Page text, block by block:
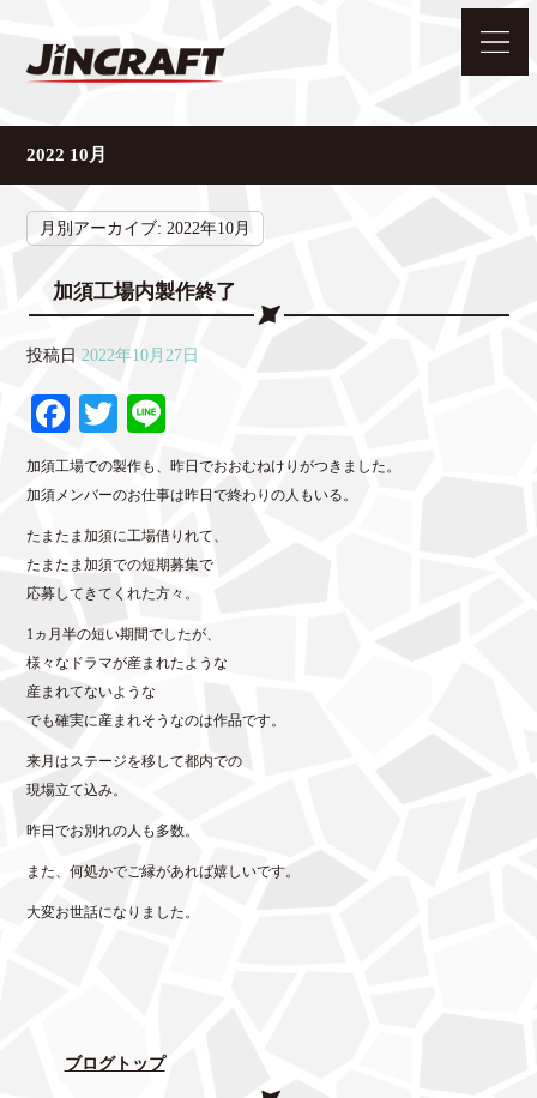
2022 10月
月別アーカイブ:2022年10月
加須工場内製作終了
投稿日 2022年10月27日
Fa
ce
bo
ok
T
wi
tte
r
ne
加須工場での製作も、昨日でおおむねけりがつきました。
加須メンバーのお仕事は昨日で終わりの人もいる。
たまたま加須に工場借りれて、
たまたま加須での短期募集で
応募してきてくれた方々。
1ヵ月半の短い期間でしたが、
様々なドラマが産まれたような
産まれてないような
でも確実に産まれそうなのは作品です。
来月はステージを移して都内での
現場立て込み。
昨日でお別れの人も多数。
また、何処かでご縁があれば嬉しいです。
大変お世話になりました。
ブログトップ